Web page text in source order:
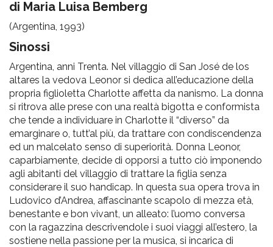
pr
l'infanzia
e
l'adolescenza
di Maria Luisa Bemberg
(Argentina, 1993)
Sinossi
Argentina, anni Trenta. Nel villaggio di San José de los
altares la vedova Leonor si dedica all’educazione della
propria figlioletta Charlotte affetta da nanismo. La donna
si ritrova alle prese con una realtà bigotta e conformista
che tende a individuare in Charlotte il “diverso” da
emarginare o, tutt’al più, da trattare con condiscendenza
ed un malcelato senso di superiorità. Donna Leonor,
caparbiamente, decide di opporsi a tutto ciò imponendo
agli abitanti del villaggio di trattare la figlia senza
considerare il suo handicap. In questa sua opera trova in
Ludovico d’Andrea, affascinante scapolo di mezza età,
benestante e bon vivant, un alleato: l’uomo conversa
con la ragazzina descrivendole i suoi viaggi all’estero, la
sostiene nella passione per la musica, si incarica di